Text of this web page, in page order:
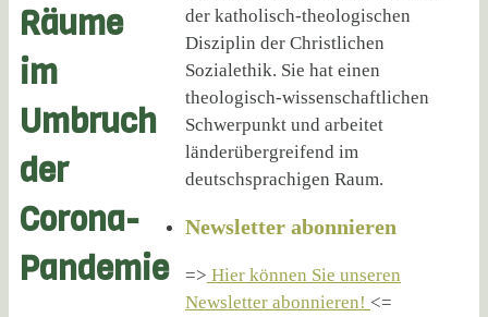
Räume
im
Umbruch
der
Corona-
Pandemie
der katholisch-theologischen
Disziplin der Christlichen
Sozialethik. Sie hat einen
theologisch-wissenschaftlichen
Schwerpunkt und arbeitet
länderübergreifend im
deutschsprachigen Raum.
Newsletter abonnieren
=> Hier können Sie unseren
Newsletter abonnieren! <=